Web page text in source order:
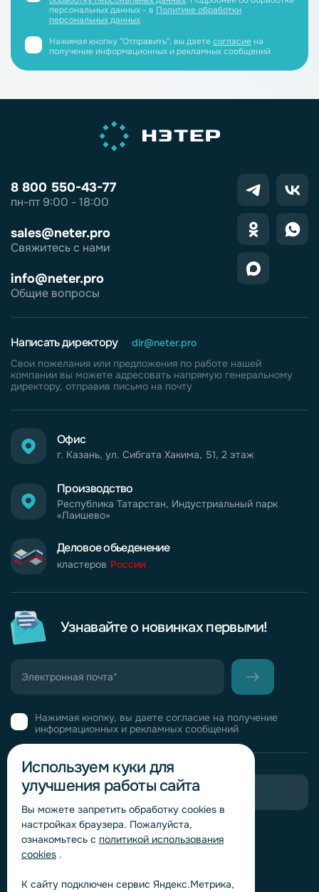
персональных данных - в Политике обработки
персональных данных
Нажимая кнопку "Отправить", вы даетесогласиена
получение информационных и рекламных сообщений
8 800 550-43-77
пн-пт 9:00 - 18:00
sales@neter.pro
Свяжитесь с нами
info@neter.pro
Общие вопросы
Деловое обьеденение
кластеров России
Производство
Республика Татарстан, Индустриальный парк
«Лаишево»
Офис
г. Казань, ул. Сибгата Хакима, 51, 2 этаж
Написать директору
dir@neter.pro
Свои пожелания или предложения по работе нашей
компании вы можете адресовать напрямую генеральному
директору, отправив письмо на почту
Узнавайте о новинках первыми!
Нажимая кнопку, вы даете согласие на получение
информационных и рекламных сообщений
Горячая линия комплаенс
Обработка персональных данных
Политика обработки файлов cookie
Пригласить в тендер
Используем куки для
улучшения работы сайта
Вы можете запретить обработку сookies в
настройках браузера. Пожалуйста,
ознакомьтесь с политикой использования
cookies .
К сайту подключен сервис Яндекс.Метрика,